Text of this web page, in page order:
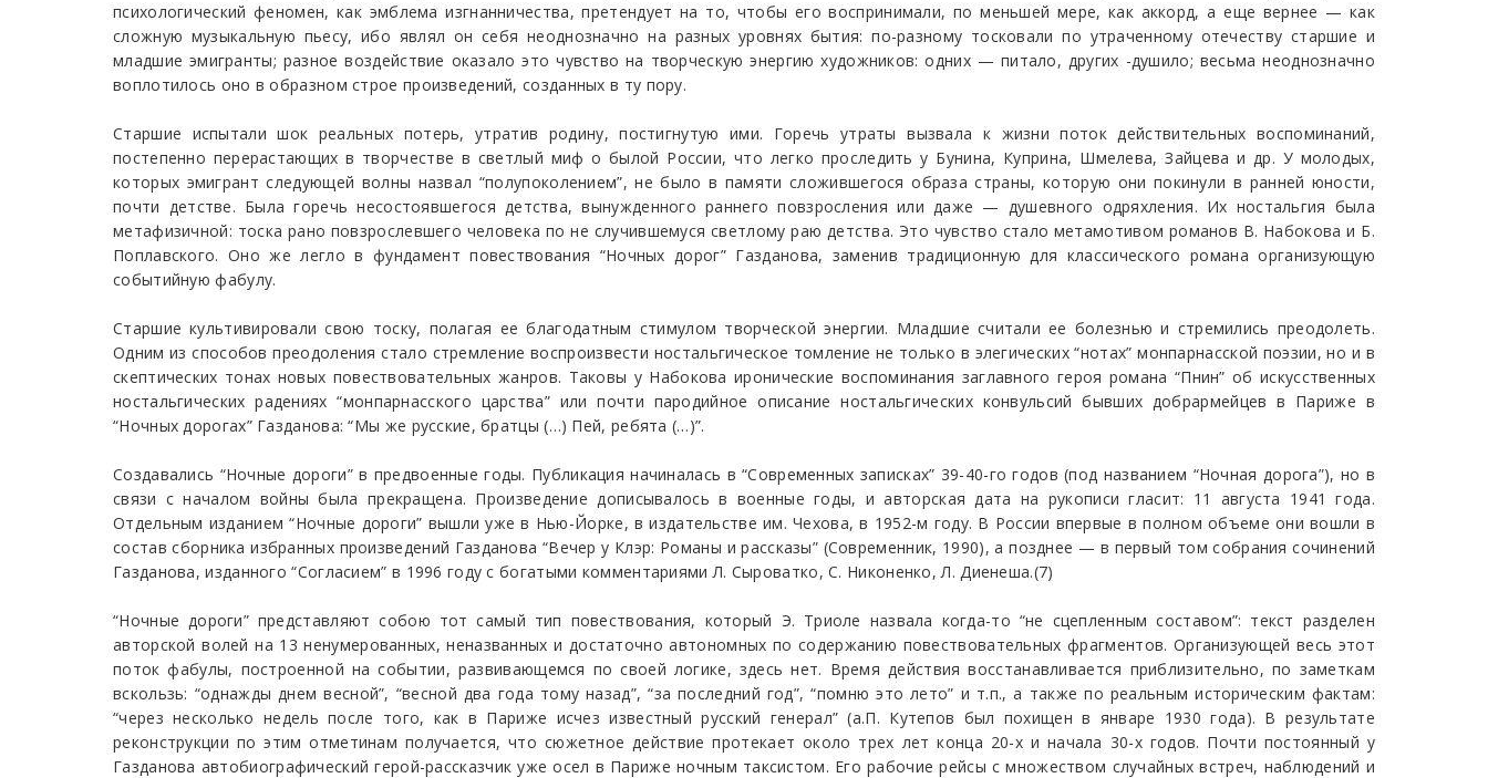
психологический феномен, как эмблема изгнанничества, претендует на то, чтобы его воспринимали, по меньшей мере, как аккорд, а еще вернее — как
сложную музыкальную пьесу, ибо являл он себя неоднозначно на разных уровнях бытия: по-разному тосковали по утраченному отечеству старшие и
младшие эмигранты; разное воздействие оказало это чувство на творческую энергию художников: одних — питало, других -душило; весьма неоднозначно
воплотилось оно в образном строе произведений, созданных в ту пору.
Старшие испытали шок реальных потерь, утратив родину, постигнутую ими. Горечь утраты вызвала к жизни поток действительных воспоминаний,
постепенно перерастающих в творчестве в светлый миф о былой России, что легко проследить у Бунина, Куприна, Шмелева, Зайцева и др. У молодых,
которых эмигрант следующей волны назвал “полупоколением”, не было в памяти сложившегося образа страны, которую они покинули в ранней юности,
почти детстве. Была горечь несостоявшегося детства, вынужденного раннего повзросления или даже — душевного одряхления. Их ностальгия была
метафизичной: тоска рано повзрослевшего человека по не случившемуся светлому раю детства. Это чувство стало метамотивом романов В. Набокова и Б.
Поплавского. Оно же легло в фундамент повествования “Ночных дорог” Газданова, заменив традиционную для классического романа организующую
событийную фабулу.
Старшие культивировали свою тоску, полагая ее благодатным стимулом творческой энергии. Младшие считали ее болезнью и стремились преодолеть.
Одним из способов преодоления стало стремление воспроизвести ностальгическое томление не только в элегических “нотах” монпарнасской поэзии, но и в
скептических тонах новых повествовательных жанров. Таковы у Набокова иронические воспоминания заглавного героя романа “Пнин” об искусственных
ностальгических радениях “монпарнасского царства” или почти пародийное описание ностальгических конвульсий бывших добрармейцев в Париже в
“Ночных дорогах” Газданова: “Мы же русские, братцы (…) Пей, ребята (…)”.
Создавались “Ночные дороги” в предвоенные годы. Публикация начиналась в “Современных записках” 39-40-го годов (под названием “Ночная дорога”), но в
связи с началом войны была прекращена. Произведение дописывалось в военные годы, и авторская дата на рукописи гласит: 11 августа 1941 года.
Отдельным изданием “Ночные дороги” вышли уже в Нью-Йорке, в издательстве им. Чехова, в 1952-м году. В России впервые в полном объеме они вошли в
состав сборника избранных произведений Газданова “Вечер у Клэр: Романы и рассказы” (Современник, 1990), а позднее — в первый том собрания сочинений
Газданова, изданного “Согласием” в 1996 году с богатыми комментариями Л. Сыроватко, С. Никоненко, Л. Диенеша.(7)
“Ночные дороги” представляют собою тот самый тип повествования, который Э. Триоле назвала когда-то “не сцепленным составом”: текст разделен
авторской волей на 13 ненумерованных, неназванных и достаточно автономных по содержанию повествовательных фрагментов. Организующей весь этот
поток фабулы, построенной на событии, развивающемся по своей логике, здесь нет. Время действия восстанавливается приблизительно, по заметкам
вскользь: “однажды днем весной”, “весной два года тому назад”, “за последний год”, “помню это лето” и т.п., а также по реальным историческим фактам:
“через несколько недель после того, как в Париже исчез известный русский генерал” (а.П. Кутепов был похищен в январе 1930 года). В результате
реконструкции по этим отметинам получается, что сюжетное действие протекает около трех лет конца 20-х и начала 30-х годов. Почти постоянный у
Газданова автобиографический герой-рассказчик уже осел в Париже ночным таксистом. Его рабочие рейсы с множеством случайных встреч, наблюдений и